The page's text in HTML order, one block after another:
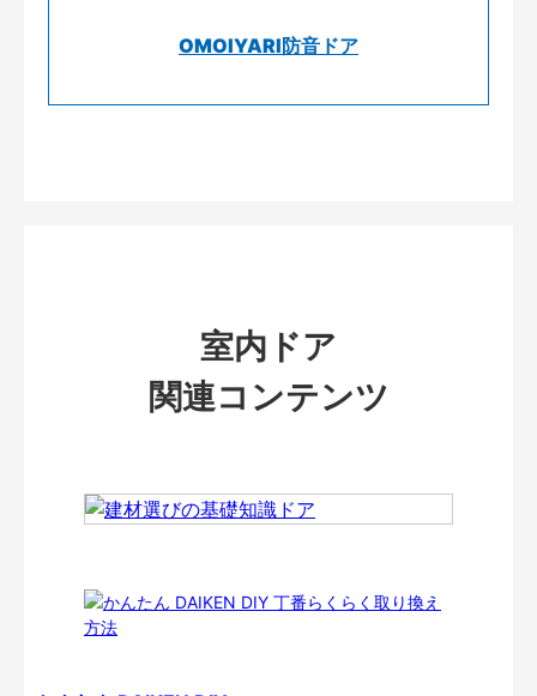
OMOIYARI防音ドア
室内ドア
関連コンテンツ